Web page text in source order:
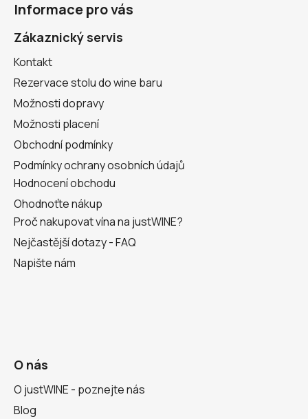
Informace pro vás
Zákaznický servis
Kontakt
Rezervace stolu do wine baru
Možnosti dopravy
Možnosti placení
Obchodní podmínky
Podmínky ochrany osobních údajů
Hodnocení obchodu
Ohodnoťte nákup
Proč nakupovat vína na justWINE?
Nejčastější dotazy - FAQ
Napište nám
O nás
O justWINE - poznejte nás
Blog